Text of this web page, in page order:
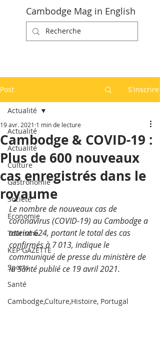
Cambodge Mag in English
Post S'inscrire
Actualité
Actualité
Culture
Gastronomie
Société
Economie
Tourisme
KEP GAZETTE
Sports
Santé
Cambodge,Culture,Histoire, Portugal
Actualité
Cambodge & COVID-19 :
Plus de 600 nouveaux
cas enregistrés dans le
royaume
19 avr. 2021 1 min de lecture
Le nombre de nouveaux cas de
coronavirus (COVID-19) au Cambodge a
atteint 624, portant le total des cas
confirmés à 7 013, indique le
communiqué de presse du ministère de
la Santé publié ce 19 avril 2021.